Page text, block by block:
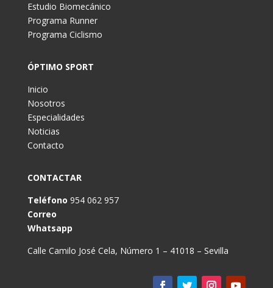
Estudio Biomecánico
Programa Runner
Programa Ciclismo
ÓPTIMO SPORT
Inicio
Nosotros
Especialidades
Noticias
Contacto
CONTACTAR
Teléfono 954 062 957
Correo
Whatsapp
Calle Camilo José Cela, Número 1 – 41018 – Sevilla